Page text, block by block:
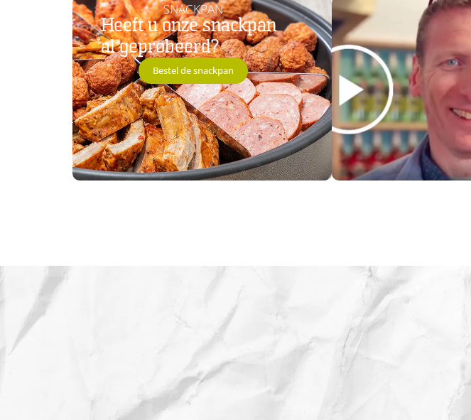
SNACKPAN
Heeft u onze snackpan
al geprobeerd?
Bestel de snackpan